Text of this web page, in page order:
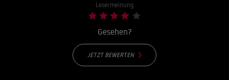
Lesermeinung
Gesehen?
JETZT BEWERTEN